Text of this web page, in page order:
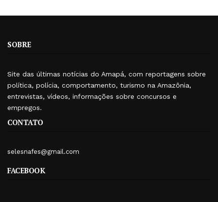
SOBRE
Site das últimas notícias do Amapá, com reportagens sobre
política, polícia, comportamento, turismo na Amazônia,
entrevistas, vídeos, informações sobre concursos e
empregos.
CONTATO
selesnafes@gmail.com
FACEBOOK